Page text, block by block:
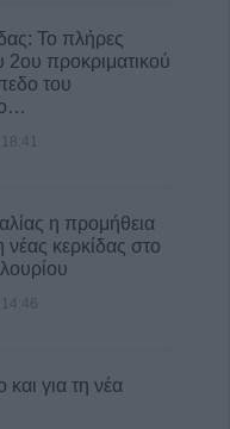
Το πλήρες
προκριματικού
του
η προμήθεια
νέας κερκίδας στο
για τη νέα